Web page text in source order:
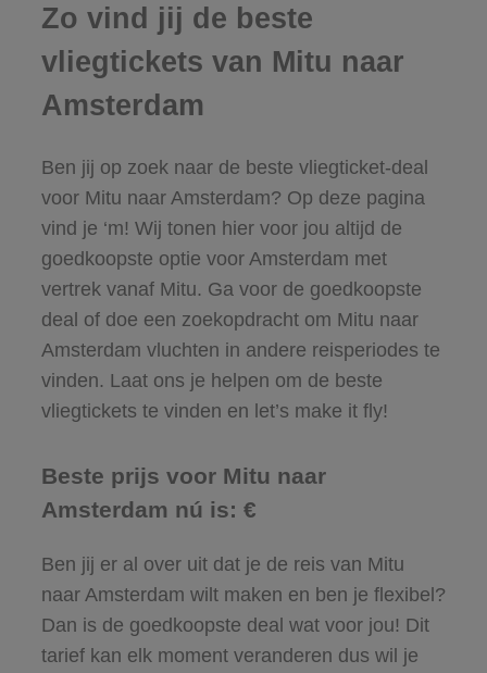
Zo vind jij de beste
vliegtickets van Mitu naar
Amsterdam
Ben jij op zoek naar de beste vliegticket-deal
voor Mitu naar Amsterdam? Op deze pagina
vind je ‘m! Wij tonen hier voor jou altijd de
goedkoopste optie voor Amsterdam met
vertrek vanaf Mitu. Ga voor de goedkoopste
deal of doe een zoekopdracht om Mitu naar
Amsterdam vluchten in andere reisperiodes te
vinden. Laat ons je helpen om de beste
vliegtickets te vinden en let’s make it fly!
Beste prijs voor Mitu naar
Amsterdam nú is: €
Ben jij er al over uit dat je de reis van Mitu
naar Amsterdam wilt maken en ben je flexibel?
Dan is de goedkoopste deal wat voor jou! Dit
tarief kan elk moment veranderen dus wil je